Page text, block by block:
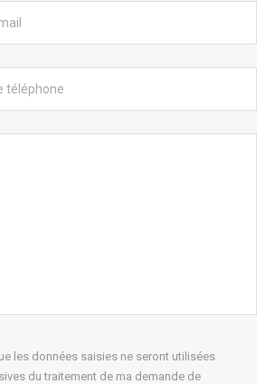
les données saisies ne seront utilisées
du traitement de ma demande de